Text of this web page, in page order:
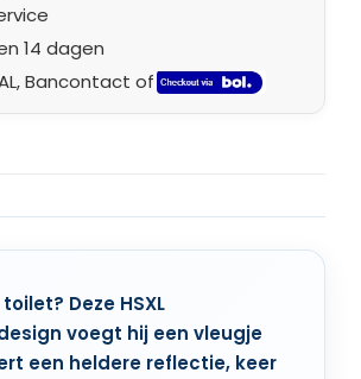
14 dagen
Bancontact of
Deze HSXL
voegt hij een vleugje
een heldere reflectie, keer